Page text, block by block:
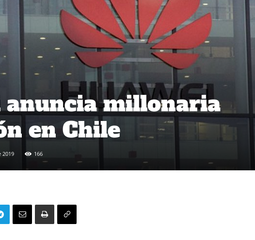
anuncia millonaria
en Chile
2019 166